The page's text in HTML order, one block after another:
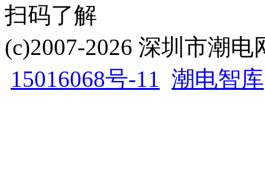
扫码了解
(c)2007-2026 深圳市潮
15016068号-11 潮电智库